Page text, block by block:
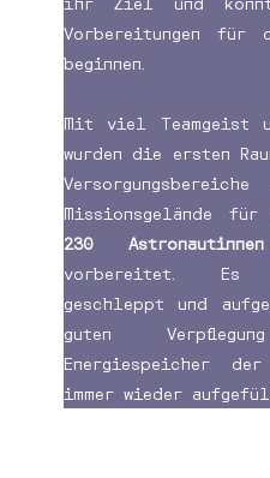
Vorbereitungen für
beginnen.
Mit viel Teamgeist
wurden die ersten
Missionsgelände
230
vorbereitet. Es
geschleppt und
guten
Energiespeicher
immer wieder